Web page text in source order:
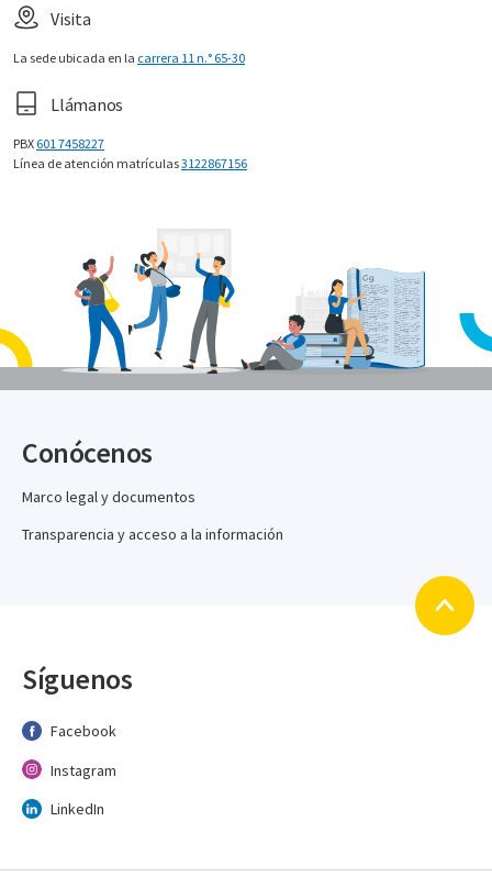
Visita
La sede ubicada en la carrera 11 n.° 65-30
Llámanos
PBX 601 7458227
Línea de atención matrículas3122867156
Conócenos
Marco legal y documentos
Transparencia y acceso a la información
Síguenos
Facebook
Instagram
LinkedIn